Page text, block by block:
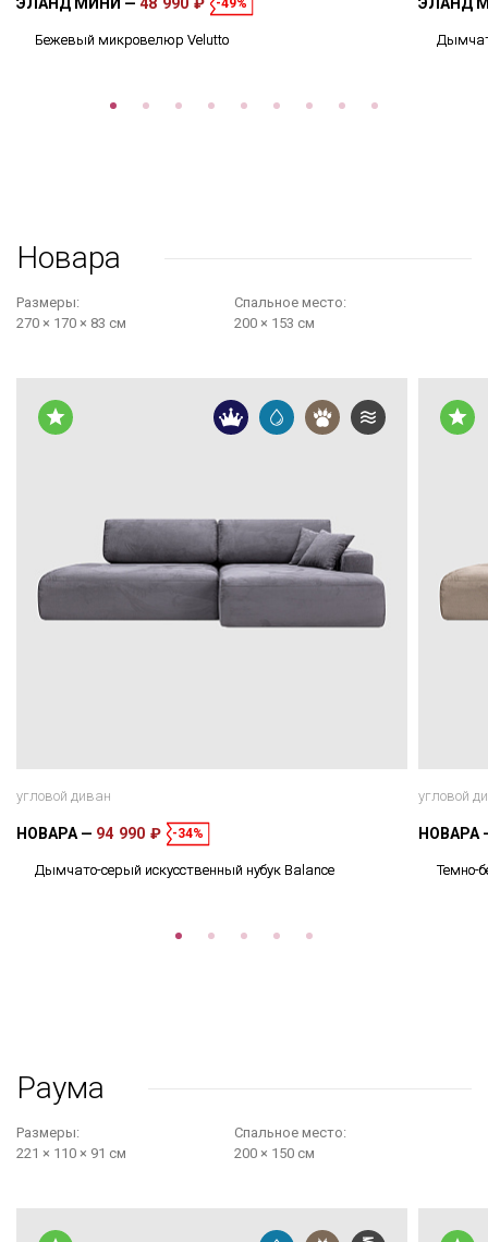
-49%
Бежевый микровелюр Velutto
Новара
Размеры:
270 × 170 × 83 см
Cпальное место:
200 × 153 см
угловой диван
НОВАРА 94 990 ₽ -34%
Дымчато-серый искусственный нубук Balance
угловой
НОВАРА
Темно-
Раума
Размеры:
221 × 110 × 91 см
Cпальное место:
200 × 150 см